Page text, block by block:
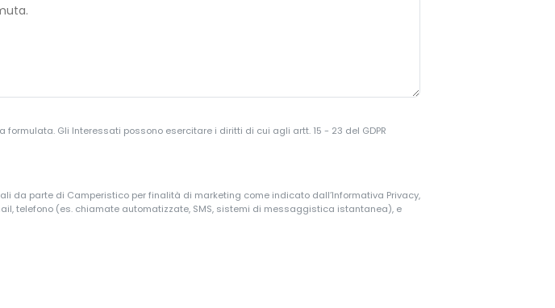
Gli Interessati possono esercitare i diritti di cui agli artt. 15 - 23 del GDPR
da parte di Camperistico per finalità di marketing come indicato dall’Informativa Privacy,
telefono (es. chiamate automatizzate, SMS, sistemi di messaggistica istantanea), e